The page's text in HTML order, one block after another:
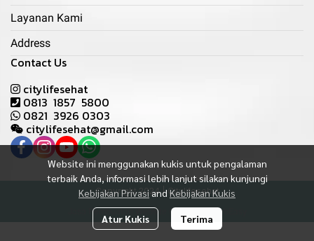
Website ini menggunakan kukis untuk pengalaman
terbaik Anda, informasi lebih lanjut silakan kunjungi
Kebijakan Privasi and Kebijakan Kukis
Atur Kukis Terima
Layanan Kami
Address
Contact Us
citylifesehat
0813 1857 5800
0821 3926 0303
citylifesehat@gmail.com
Copyright 2024 | Citylifesehat
Jasa Pembuatan Website Oleh MakeWebEasy